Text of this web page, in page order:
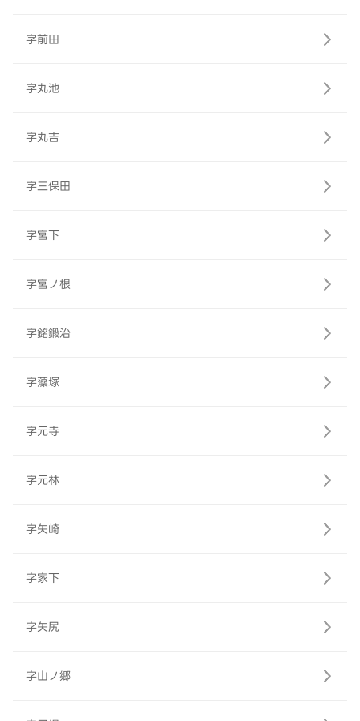
字前田
字丸池
字丸吉
字三保田
字宮下
字宮ノ根
字銘鍛治
字藻塚
字元寺
字元林
字矢崎
字家下
字矢尻
字山ノ郷